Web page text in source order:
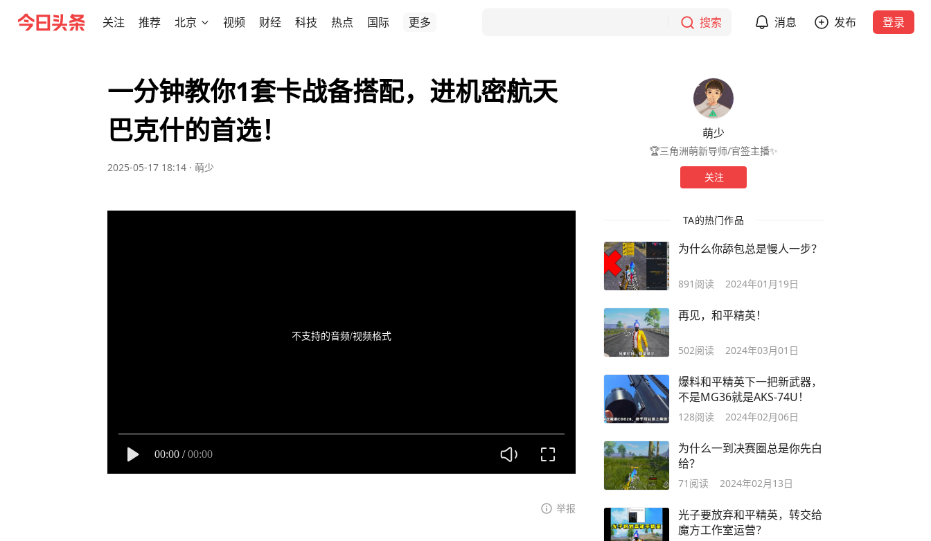
关注 推荐 北京 视频 财经 科技 热点 国际 更多 搜索 消息 发布 登录
一分钟教你1套卡战备搭配，进机密航天
巴克什的首选！
2025-05-17 18:14 · 萌少
不支持的音频/视频格式
00:00 / 00:00
举报
萌少
🏆三角洲萌新导师/官签主播✨
关注
TA的热门作品
为什么你舔包总是慢人一步？
891 阅读 2024年01月19日
再见，和平精英！
502阅读 2024年03月01日
爆料和平精英下一把新武器，
不是MG36就是AKS-74U！
128阅读 2024年02月06日
为什么一到决赛圈总是你先白
给？
71 阅读 2024年02月13日
光子要放弃和平精英，转交给
魔方工作室运营？